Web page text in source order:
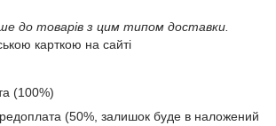
до товарів з цим типом доставки.
карткою на сайті
(100%)
(50%, залишок буде в наложений